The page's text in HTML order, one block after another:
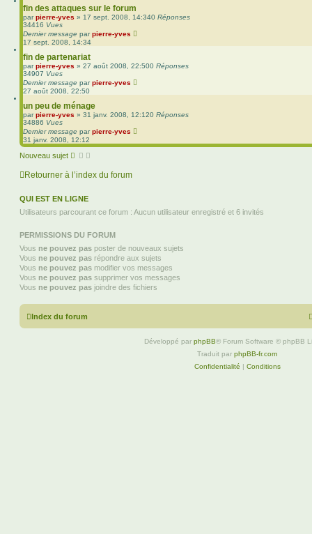
fin des attaques sur le forum
parpierre-yves » 17 sept. 2008, 14:340 Réponses
34416 Vues
Dernier message parpierre-yves
17 sept. 2008, 14:34
fin de partenariat
parpierre-yves » 27 août 2008, 22:500 Réponses
34907 Vues
Dernier message parpierre-yves
27 août 2008, 22:50
un peu de ménage
parpierre-yves » 31 janv. 2008, 12:120 Réponses
34886 Vues
Dernier message parpierre-yves
31 janv. 2008, 12:12
Nouveau sujet
Retourner à l’index du forum
QUI EST EN LIGNE
Utilisateurs parcourant ce forum : Aucun utilisateur enregistré et 6 invités
PERMISSIONS DU FORUM
Vous ne pouvez pas poster de nouveaux sujets
Vous ne pouvez pas répondre aux sujets
Vous ne pouvez pas modifier vos messages
Vous ne pouvez pas supprimer vos messages
Vous ne pouvez pas joindre des fichiers
Index du forum
Développé par phpBB® Forum Software © phpBB
Traduit par phpBB-fr.com
Confidentialité | Conditions